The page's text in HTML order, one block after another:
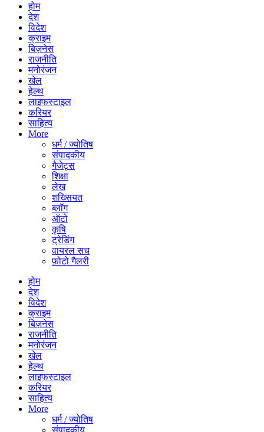
होम
देश
विदेश
क्राइम
बिज़नेस
राजनीति
मनोरंजन
खेल
हेल्थ
लाइफस्टाइल
करियर
साहित्य
More
धर्म / ज्योतिष
संपादकीय
गैजेट्स
शिक्षा
लेख
शख्सियत
ब्लॉग
ऑटो
कृषि
ट्रेडिंग
वायरल सच
फ़ोटो गैलरी
होम
देश
विदेश
क्राइम
बिज़नेस
राजनीति
मनोरंजन
खेल
हेल्थ
लाइफस्टाइल
करियर
साहित्य
More
धर्म / ज्योतिष
संपादकीय